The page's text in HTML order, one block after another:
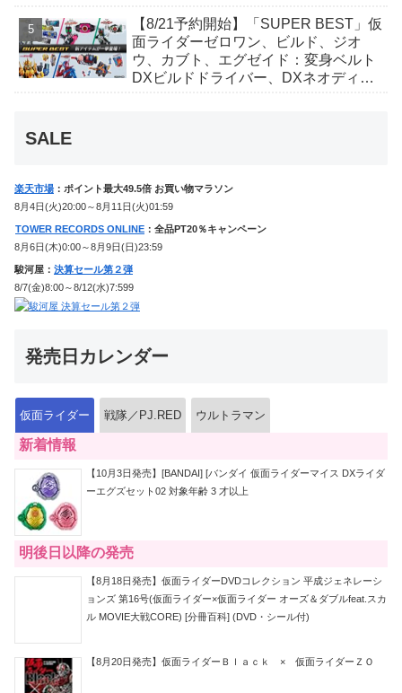
か豪華特典付き！
【8/21予約開始】「SUPER BEST」仮
面ライダーゼロワン、ビルド、ジオ
ウ、カブト、エグゼイド：変身ベルト
DXビルドドライバー、DXネオディケ
SALE
楽天市場 ：ポイント最大49.5倍 お買い物マラソン
8月4日(火)20:00～8月11日(火)01:59
TOWER RECORDS ONLINE ：全品PT20％キャンペーン
8月6日(木)0:00～8月9日(日)23:59
駿河屋： 決算セール第２弾
8/7(金)8:00～8/12(水)7:599
発売日カレンダー
仮面ライダー 戦隊／PJ.RED ウルトラマン
新着情報
【10月3日発売】[BANDAI] [バンダイ 仮面ライダーマイス DXライダ
ーエグズセット02 対象年齢 3 才以上
明後日以降の発売
【8月18日発売】仮面ライダーDVDコレクション 平成ジェネレーシ
ョンズ 第16号(仮面ライダー×仮面ライダー オーズ＆ダブルfeat.スカ
ル MOVIE大戦CORE) [分冊百科] (DVD・シール付)
【8月20日発売】仮面ライダーＢｌａｃｋ × 仮面ライダーＺＯ